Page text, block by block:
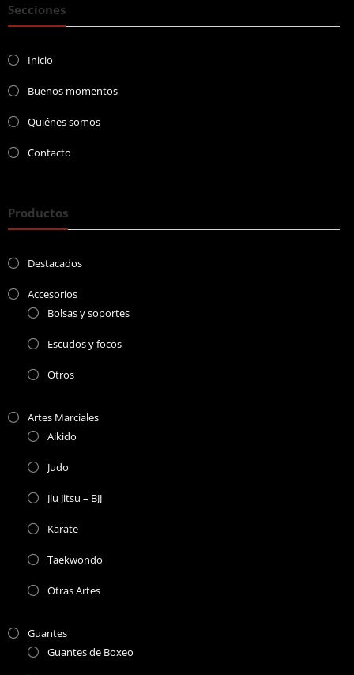
Secciones
Inicio
Buenos momentos
Quiénes somos
Contacto
Productos
Destacados
Accesorios
Bolsas y soportes
Escudos y focos
Otros
Artes Marciales
Aikido
Judo
Jiu Jitsu – BJJ
Karate
Taekwondo
Otras Artes
Guantes
Guantes de Boxeo